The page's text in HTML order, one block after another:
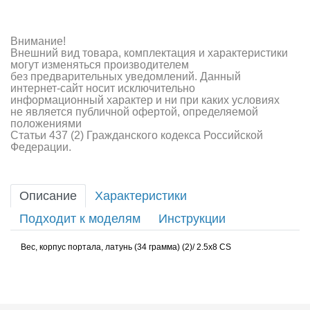
Внимание!
Внешний вид товара, комплектация и характеристики
могут изменяться производителем
без предварительных уведомлений. Данный
интернет-сайт носит исключительно
информационный характер и ни при каких условиях
не является публичной офертой, определяемой
положениями
Статьи 437 (2) Гражданского кодекса Российской
Федерации.
Описание
Характеристики
Подходит к моделям
Инструкции
Вес, корпус портала, латунь (34 грамма) (2)/ 2.5x8 CS